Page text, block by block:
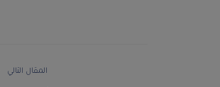
المقال التالي